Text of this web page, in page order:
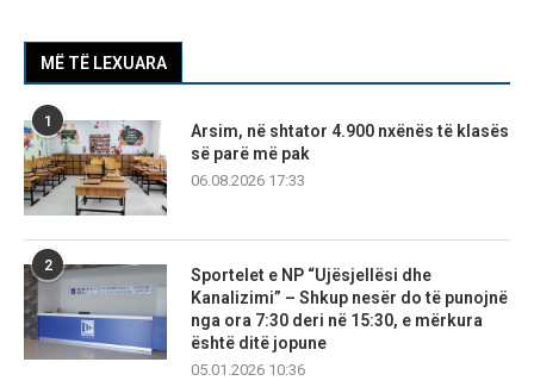
MË TË LEXUARA
1
Arsim, në shtator 4.900 nxënës të klasës
së parë më pak
06.08.2026 17:33
2
Sportelet e NP “Ujësjellësi dhe
Kanalizimi” – Shkup nesër do të punojnë
nga ora 7:30 deri në 15:30, e mërkura
është ditë jopune
05.01.2026 10:36